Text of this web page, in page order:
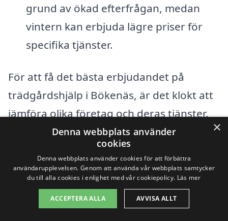
grund av ökad efterfrågan, medan
vintern kan erbjuda lägre priser för
specifika tjänster.
För att få det bästa erbjudandet på
trädgårdshjälp i Bökenäs, är det klokt att
jämföra olika företag och deras tjänster.
Genom att använda plattformar som vår,
kan du enkelt begära flera offerter och
hitta det företag som bäst passar dina
behov och din budget. Se alltid till att
kontrollera referenser och tidigare arbete
×
Denna webbplats använder
cookies
Denna webbplats använder cookies för att förbättra
användarupplevelsen. Genom att använda vår webbplats samtycker
du till alla cookies i enlighet med vår cookiepolicy. Läs mer
ACCEPTERA ALLA AVVISA ALLT